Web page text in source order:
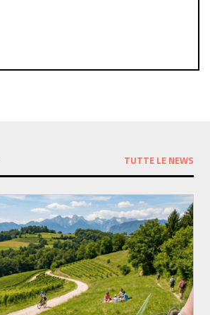
on Facebook
on Instagram
TUTTE LE NEWS